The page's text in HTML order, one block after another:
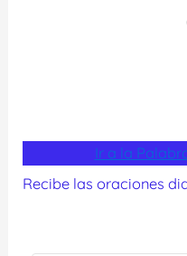
Ir a la
Recibe las oraciones